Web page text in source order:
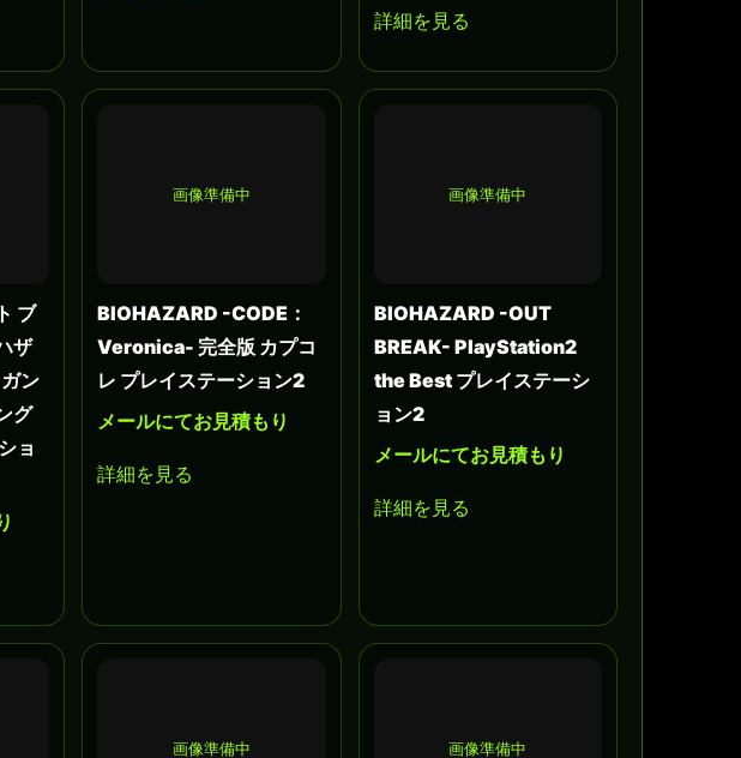
詳細を見る
ブ
ザ
ン
グ
ョ
画像準備中
BIOHAZARD -CODE：
Veronica- 完全版 カプコ
レ プレイステーション2
メールにてお見積もり
詳細を見る
画像準備中
BIOHAZARD -OUT
BREAK- PlayStation2
the Best プレイステーシ
ョン2
メールにてお見積もり
詳細を見る
画像準備中 画像準備中